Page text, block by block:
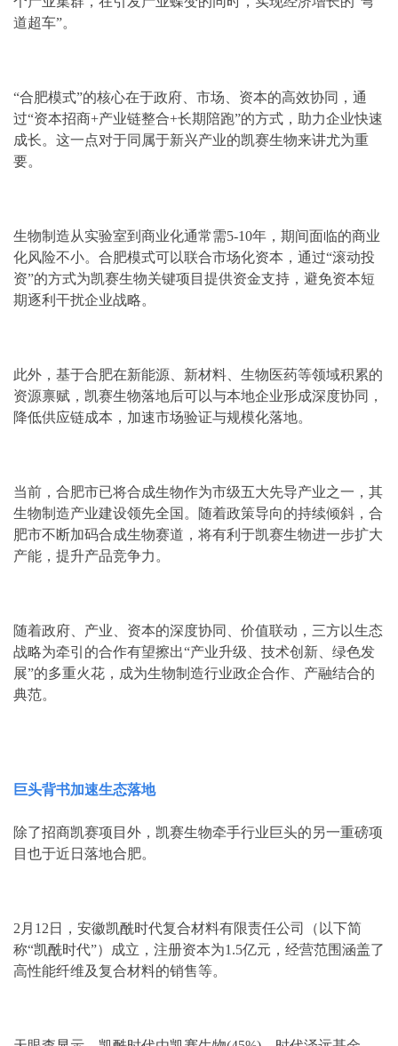
道超车”。
“合肥模式”的核心在于政府、市场、资本的高效协同，通
过“资本招商+产业链整合+长期陪跑”的方式，助力企业快速
成长。这一点对于同属于新兴产业的凯赛生物来讲尤为重
要。
生物制造从实验室到商业化通常需5-10年，期间面临的商业
化风险不小。合肥模式可以联合市场化资本，通过“滚动投
资”的方式为凯赛生物关键项目提供资金支持，避免资本短
期逐利干扰企业战略。
此外，基于合肥在新能源、新材料、生物医药等领域积累的
资源禀赋，凯赛生物落地后可以与本地企业形成深度协同，
降低供应链成本，加速市场验证与规模化落地。
当前，合肥市已将合成生物作为市级五大先导产业之一，其
生物制造产业建设领先全国。随着政策导向的持续倾斜，合
肥市不断加码合成生物赛道，将有利于凯赛生物进一步扩大
产能，提升产品竞争力。
随着政府、产业、资本的深度协同、价值联动，三方以生态
战略为牵引的合作有望擦出“产业升级、技术创新、绿色发
展”的多重火花，成为生物制造行业政企合作、产融结合的
典范。
巨头背书加速生态落地
除了招商凯赛项目外，凯赛生物牵手行业巨头的另一重磅项
目也于近日落地合肥。
2月12日，安徽凯酰时代复合材料有限责任公司（以下简
称“凯酰时代”）成立，注册资本为1.5亿元，经营范围涵盖了
高性能纤维及复合材料的销售等。